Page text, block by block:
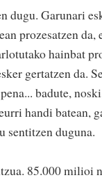
dugu. Garunari
prozesatzen
hainbat
gertatzen da.
badute,
handi batean,
sentitzen duguna.
85.000 milioi